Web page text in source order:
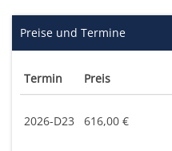
Preise und Termine
Termin Preis
2026-D23 616,00 €